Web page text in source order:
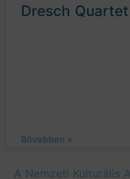
Dresch Quartet
Bővebben »
A Nemzeti Kulturális